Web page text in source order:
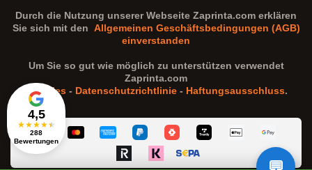
4,5
★★★★★
288
Bewertungen
Durch die Nutzung unserer Webseite Zaprinta.com erklären
Sie sich mit den Allgemeinen Geschäftsbedingungen (AGB)
einverstanden
Um Sie so gut wie möglich zu unterstützen verwendet
Zaprinta.com
Cookies - Datenschutzrichtlinie - Haftungsausschluss.